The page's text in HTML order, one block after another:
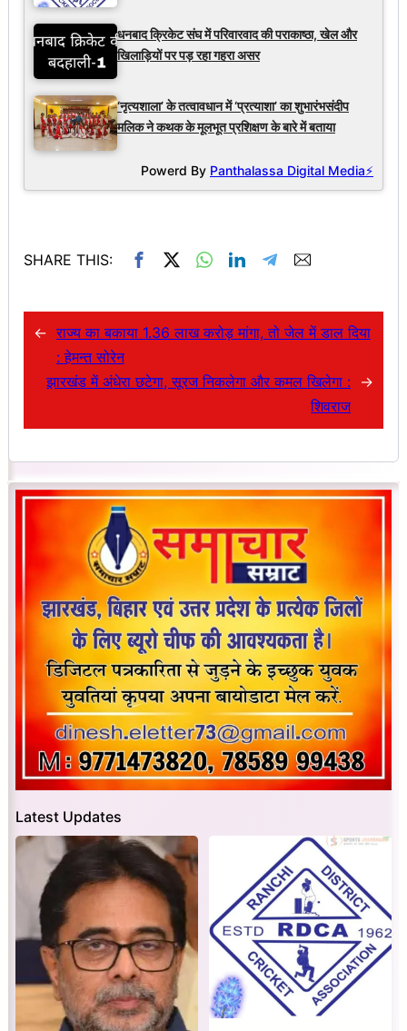
धनबाद क्रिकेट संघ में परिवारवाद की पराकाष्ठा, खेल और
खिलाड़ियों पर पड़ रहा गहरा असर
‘नृत्यशाला’ के तत्वावधान में ‘प्रत्याशा’ का शुभारंभसंदीप
मलिक ने कथक के मूलभूत प्रशिक्षण के बारे में बताया
Powerd By Panthalassa Digital Media⚡
SHARE THIS:
← राज्य का बकाया 1.36 लाख करोड़ मांगा, तो जेल में डाल दिया
: हेमन्त सोरेन
झारखंड में अंधेरा छटेगा, सूरज निकलेगा और कमल खिलेगा :
शिवराज
→
Latest Updates